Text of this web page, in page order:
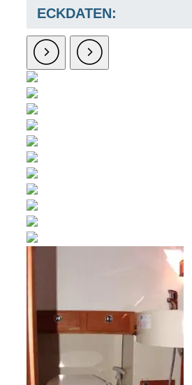
ECKDATEN: